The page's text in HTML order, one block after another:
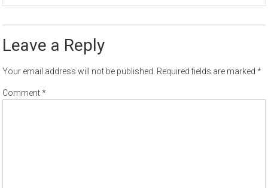
Leave a Reply
Your email address will not be published. Required fields are marked*
Comment*